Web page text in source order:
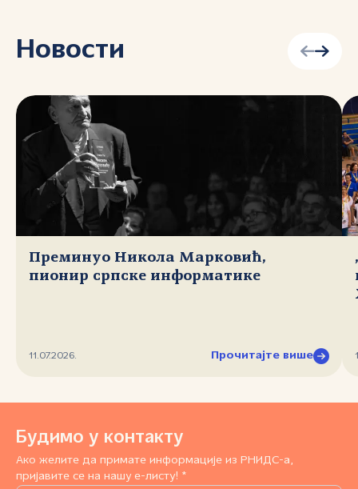
Новости
Преминуо Никола Марковић,
пионир српске информатике
11.07.2026. Прочитајте више
Будимо у контакту
Ако желите да примате информације из РНИДС-а,
пријавите се на нашу е-листу! *